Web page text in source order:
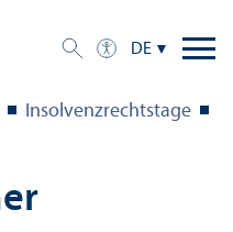
DE
Insolvenzrechts­tage